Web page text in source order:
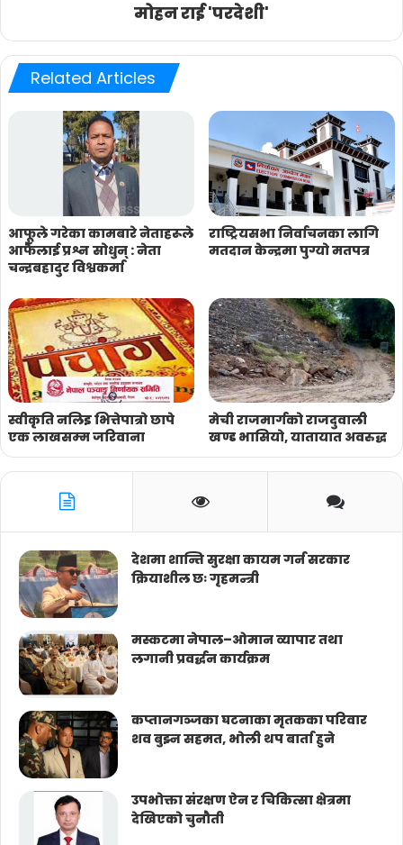
मोहन राई 'परदेशी'
Related Articles
आफूले गरेका कामबारे नेताहरूले
आफैँलाई प्रश्न सोधुन् : नेता
चन्द्रबहादुर विश्वकर्मा
राष्ट्रियसभा निर्वाचनका लागि
मतदान केन्द्रमा पुग्यो मतपत्र
स्वीकृति नलिइ भित्तेपात्रो छापे
एक लाखसम्म जरिवाना
मेची राजमार्गको राजदुवाली
खण्ड भासियो, यातायात अवरुद्ध
देशमा शान्ति सुरक्षा कायम गर्न सरकार
क्रियाशील छः गृहमन्त्री
मस्कटमा नेपाल–ओमान व्यापार तथा
लगानी प्रवर्द्धन कार्यक्रम
कप्तानगञ्जका घटनाका मृतकका परिवार
शव बुझ्न सहमत, भोली थप बार्ता हुने
उपभोक्ता संरक्षण ऐन र चिकित्सा क्षेत्रमा
देखिएको चुनौती